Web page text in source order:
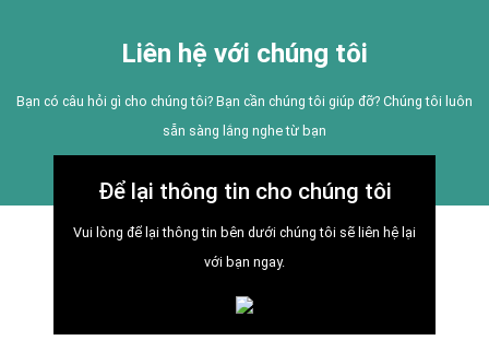
Liên hệ với chúng tôi
Bạn có câu hỏi gì cho chúng tôi? Bạn cần chúng tôi giúp đỡ? Chúng tôi luôn
sẵn sàng lắng nghe từ bạn
Để lại thông tin cho chúng tôi
Vui lòng để lại thông tin bên dưới chúng tôi sẽ liên hệ lại
với bạn ngay.